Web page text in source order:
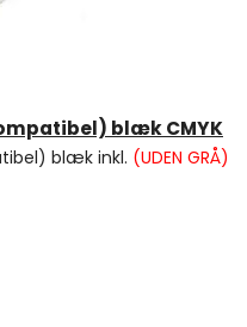
blæk CMYK
blæk inkl. (UDEN GRÅ)